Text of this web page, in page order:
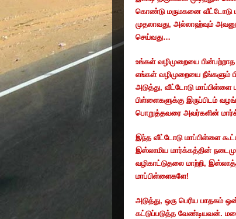
கொண்டு மருமகனை வீட்டோடு
முதலாவது, அல்லாஹ்வும்
செய்வது…
உங்கள் வழிமுறையை பின்பற்றாத
எங்கள் வழிமுறையை நீங்களும்
அடுத்து, வீட்டோடு மாப்பிள்ளை
பிள்ளைகளுக்கு இருப்பிடம்
பொறுத்தவரை அவர்களின்
இந்த வீட்டோடு மாப்பிள்ளை
இஸ்லாமிய மார்க்கத்தின்
வழிகாட்டுதலை மாற்றி,
மாப்பிள்ளைகளே!
அடுத்து, ஒரு பெரிய பாதகம்
கட்டுப்படுத்த வேண்டியவன்.